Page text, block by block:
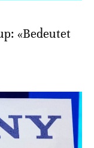
«Bedeutet